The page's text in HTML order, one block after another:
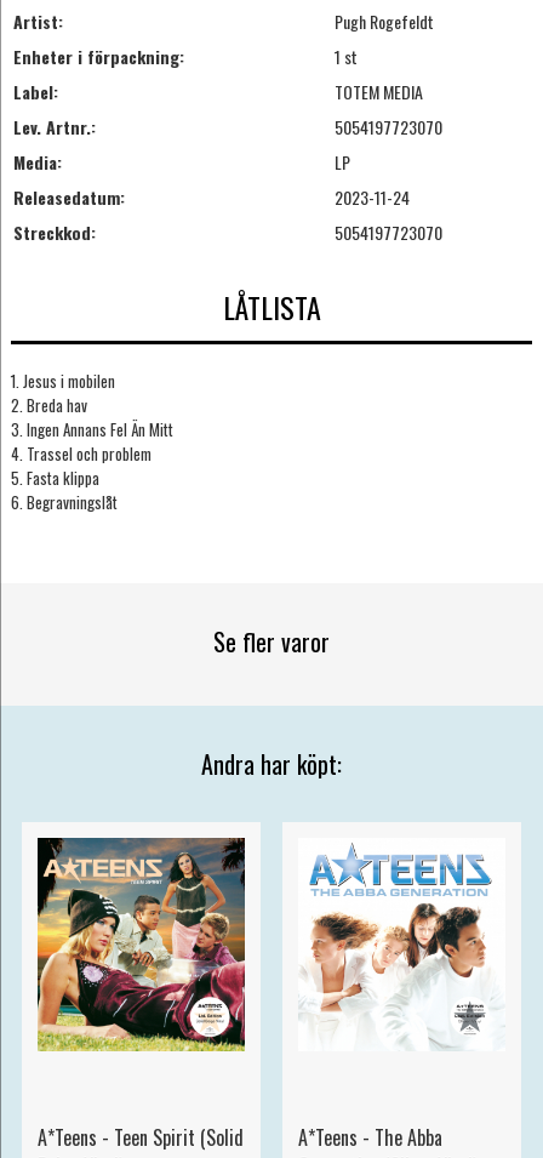
Artist:
Pugh Rogefeldt
Enheter i förpackning:
1 st
Label:
TOTEM MEDIA
Lev. Artnr.:
5054197723070
Media:
LP
Releasedatum:
2023-11-24
Streckkod:
5054197723070
LÅTLISTA
1. Jesus i mobilen
2. Breda hav
3. Ingen Annans Fel Än Mitt
4. Trassel och problem
5. Fasta klippa
6. Begravningslåt
Se fler varor
Andra har köpt:
A*Teens - Teen Spirit (Solid
A*Teens - The Abba